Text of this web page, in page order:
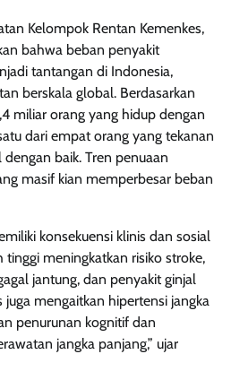
Kelompok Rentan Kemenkes,
bahwa beban penyakit
tantangan di Indonesia,
berskala global. Berdasarkan
miliar orang yang hidup dengan
dari empat orang yang tekanan
baik. Tren penuaan
masif kian memperbesar beban
konsekuensi klinis dan sosial
tinggi meningkatkan risiko stroke,
jantung, dan penyakit ginjal
juga mengaitkan hipertensi jangka
penurunan kognitif dan
jangka panjang,” ujar